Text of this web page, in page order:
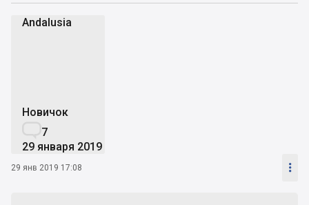
Andalusia
Новичок
7
29 января 2019
29 янв 2019 17:08 